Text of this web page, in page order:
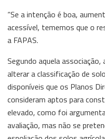
“Se a intenção é boa,
acessível, tememos que o
a FAPAS.
Segundo aquela
alterar a classificação de
disponíveis que os Planos
consideram aptos para
elevado, como foi
avaliação, mas não se